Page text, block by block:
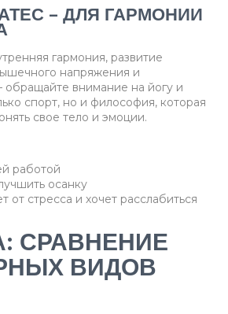
– ДЛЯ ГАРМОНИИ
гармония, развитие
напряжения и
обращайте внимание на йогу и
спорт, но и философия, которая
свое тело и эмоции.
работой
осанку
от стресса и хочет расслабиться
СРАВНЕНИЕ
ВИДОВ